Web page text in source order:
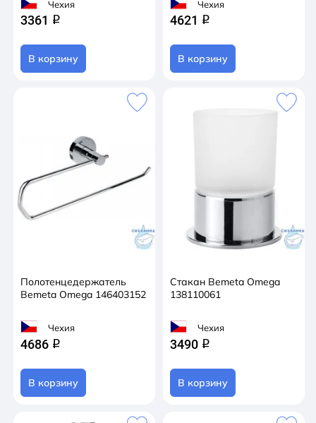
Чехия
3361 q
В корзину
Чехия
4621 q
В корзину
Полотенцедержатель
Bemeta Omega 146403152
Чехия
4686 q
В корзину
Стакан Bemeta Omega
138110061
Чехия
3490 q
В корзину